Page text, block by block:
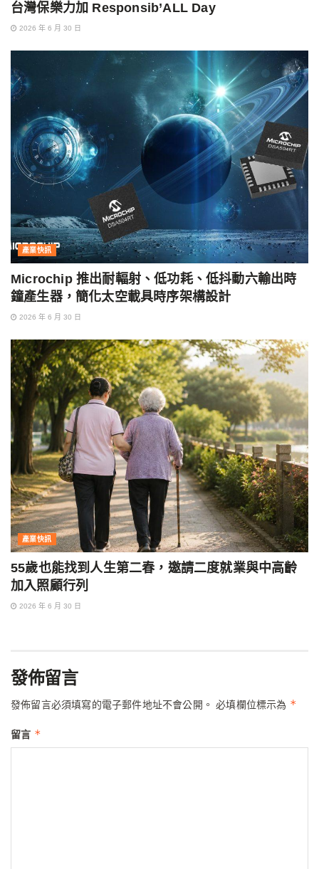
台灣保樂力加 Responsib’ALL Day
2026 年 6 月 30 日
產業快訊
Microchip 推出耐輻射、低功耗、低抖動六輸出時
鐘產生器，簡化太空載具時序架構設計
2026 年 6 月 30 日
產業快訊
55歲也能找到人生第二春，邀請二度就業與中高齡
加入照顧行列
2026 年 6 月 30 日
發佈留言
發佈留言必須填寫的電子郵件地址不會公開。 必填欄位標示為 *
留言 *